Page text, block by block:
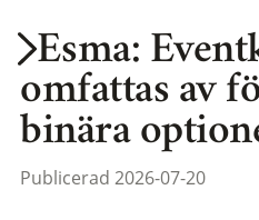
Esma:
omfattas av
binära
Publicerad 2026-07-20